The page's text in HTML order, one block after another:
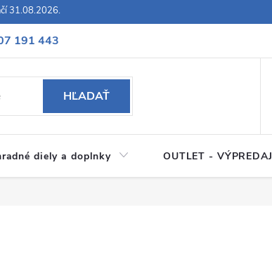
31.08.2026.
191 443Podmienky ochrany osobných údajov
HĽADAŤ
diely a doplnky OUTLET - VÝPREDAJ